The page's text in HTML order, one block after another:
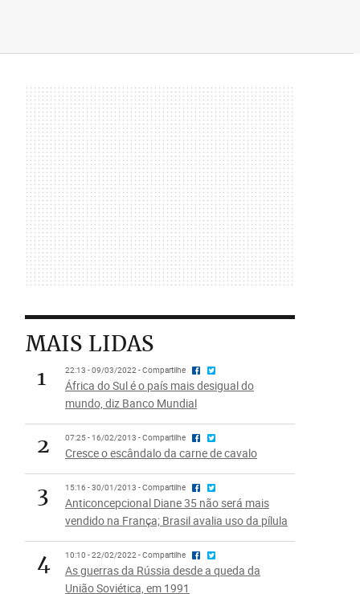
MAIS LIDAS
1
22:13 - 09/03/2022 - Compartilhe
África do Sul é o país mais desigual do
mundo, diz Banco Mundial
2 07:25 - 16/02/2013 - Compartilhe
Cresce o escândalo da carne de cavalo
3 15:16 - 30/01/2013 - Compartilhe
Anticoncepcional Diane 35 não será mais
vendido na França; Brasil avalia uso da pílula
4 10:10 - 22/02/2022 - Compartilhe
As guerras da Rússia desde a queda da
União Soviética, em 1991